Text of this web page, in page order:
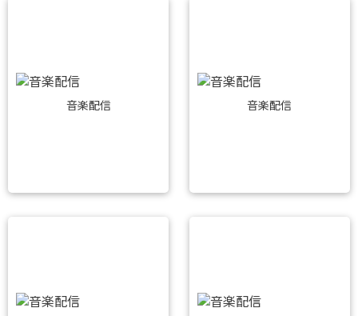
音楽配信 音楽配信